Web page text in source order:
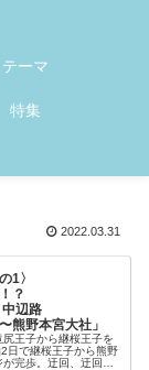
テーマ
特集
2022.03.31
1〉
？
辺路
熊野本宮大社」
尻王子から継桜王子を
日で継桜王子から熊野
完歩。迂回、迂回の